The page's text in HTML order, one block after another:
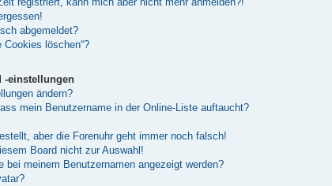
abgemeldet?
löschen“?
-einstellungen
ändern?
mein Benutzername in der Online-Liste auftaucht?
aber die Forenuhr geht immer noch falsch!
Board nicht zur Auswahl!
bei meinem Benutzernamen angezeigt werden?